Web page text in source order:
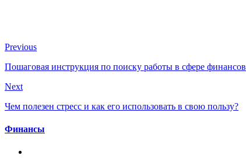
Previous
Пошаговая инструкция по поиску работы в сфере финансов
Next
Чем полезен стресс и как его использовать в свою пользу?
Финансы